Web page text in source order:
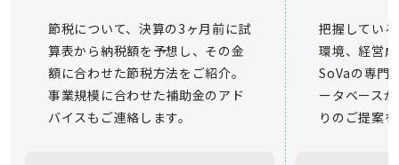
節税について、決算の3ヶ月前に試
算表から納税額を予想し、その金
額に合わせた節税方法をご紹介。
事業規模に合わせた補助金のアド
バイスもご連絡します。
把握してい
環境、経営
SoVaの専門
ータベース
りのご提案